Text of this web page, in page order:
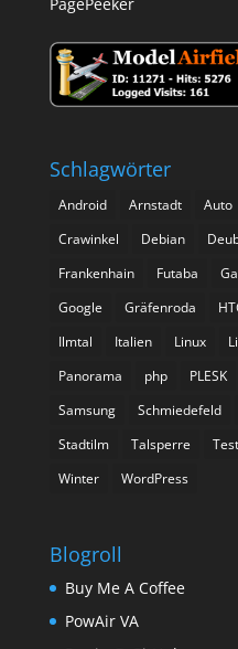
Schlagwörter
Android Arnstadt Auto
Crawinkel
Debian
Frankenhain
Futaba
Google
Gräfenroda
Ilmtal
Italien Linux
Panorama
php PLESK
Samsung
Schmiedefeld
Stadtilm
Talsperre Test
Winter
WordPress
Blogroll
Buy Me A Coffee
PowAir VA